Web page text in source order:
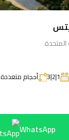
المتحدة
1|2|3 أحجام متعددة
WhatsApp